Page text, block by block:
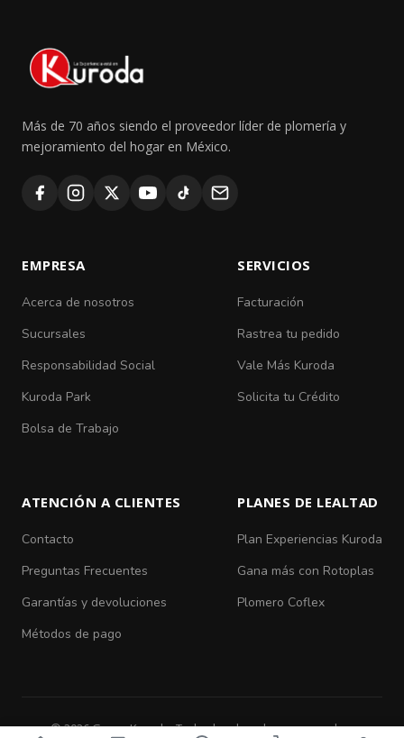
Más de 70 años siendo el proveedor líder de plomería y
mejoramiento del hogar en México.
EMPRESA
Acerca de nosotros
Sucursales
Responsabilidad Social
Kuroda Park
Bolsa de Trabajo
SERVICIOS
Facturación
Rastrea tu pedido
Vale Más Kuroda
Solicita tu Crédito
ATENCIÓN A CLIENTES
Contacto
Preguntas Frecuentes
Garantías y devoluciones
Métodos de pago
PLANES DE LEALTAD
Plan Experiencias Kuroda
Gana más con Rotoplas
Plomero Coflex
© 2026 Grupo Kuroda. Todos los derechos reservados.